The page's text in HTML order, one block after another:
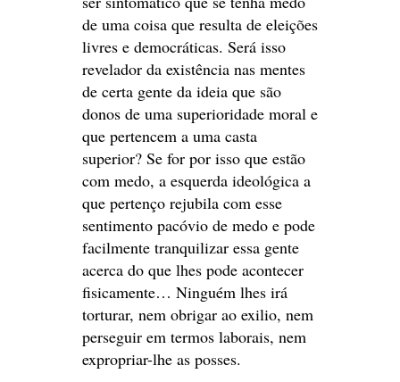
de uma coisa que resulta de eleições
livres e democráticas. Será isso
revelador da existência nas mentes
de certa gente da ideia que são
donos de uma superioridade moral e
que pertencem a uma casta
superior? Se for por isso que estão
com medo, a esquerda ideológica a
que pertenço rejubila com esse
sentimento pacóvio de medo e pode
facilmente tranquilizar essa gente
acerca do que lhes pode acontecer
fisicamente… Ninguém lhes irá
torturar, nem obrigar ao exilio, nem
perseguir em termos laborais, nem
expropriar-lhe as posses.